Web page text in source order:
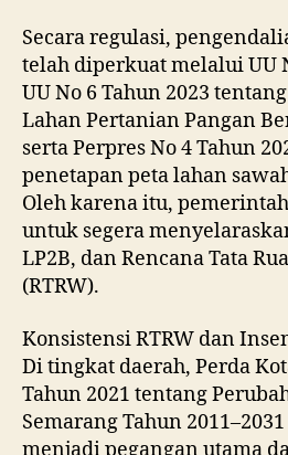
Secara regulasi,
telah diperkuat melalui UU
UU No 6 Tahun 2023
Lahan Pertanian Pangan
serta Perpres No 4 Tahun
penetapan peta lahan
Oleh karena itu,
untuk segera
LP2B, dan Rencana Tata
(RTRW).
Konsistensi RTRW dan
Di tingkat daerah, Perda
Tahun 2021 tentang
Semarang Tahun
menjadi pegangan utama